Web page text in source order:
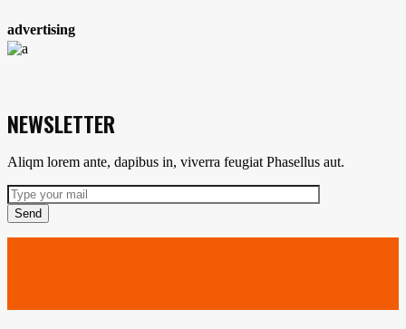
advertising
NEWSLETTER
Aliqm lorem ante, dapibus in, viverra feugiat Phasellus aut.
Send